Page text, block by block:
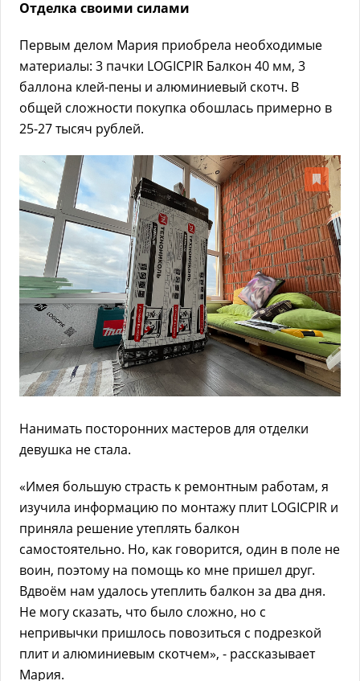
Отделка своими силами
Первым делом Мария приобрела необходимые
материалы: 3 пачки LOGICPIR Балкон 40 мм, 3
баллона клей-пены и алюминиевый скотч. В
общей сложности покупка обошлась примерно в
25-27 тысяч рублей.
Нанимать посторонних мастеров для отделки
девушка не стала.
«Имея большую страсть к ремонтным работам, я
изучила информацию по монтажу плит LOGICPIR и
приняла решение утеплять балкон
самостоятельно. Но, как говорится, один в поле не
воин, поэтому на помощь ко мне пришел друг.
Вдвоём нам удалось утеплить балкон за два дня.
Не могу сказать, что было сложно, но с
непривычки пришлось повозиться с подрезкой
плит и алюминиевым скотчем», - рассказывает
Мария.